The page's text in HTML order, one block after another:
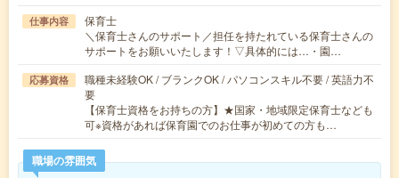
仕事内容
保育士
＼保育士さんのサポート／担任を持たれている保育士さんの
サポートをお願いいたします！▽具体的には…・園…
応募資格
職種未経験OK / ブランクOK / パソコンスキル不要 / 英語力不
要
【保育士資格をお持ちの方】★国家・地域限定保育士なども
可※資格があれば保育園でのお仕事が初めての方も…
職場の雰囲気